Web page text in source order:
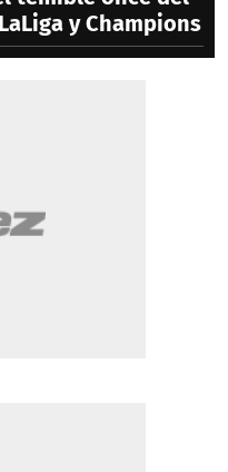
y Champions